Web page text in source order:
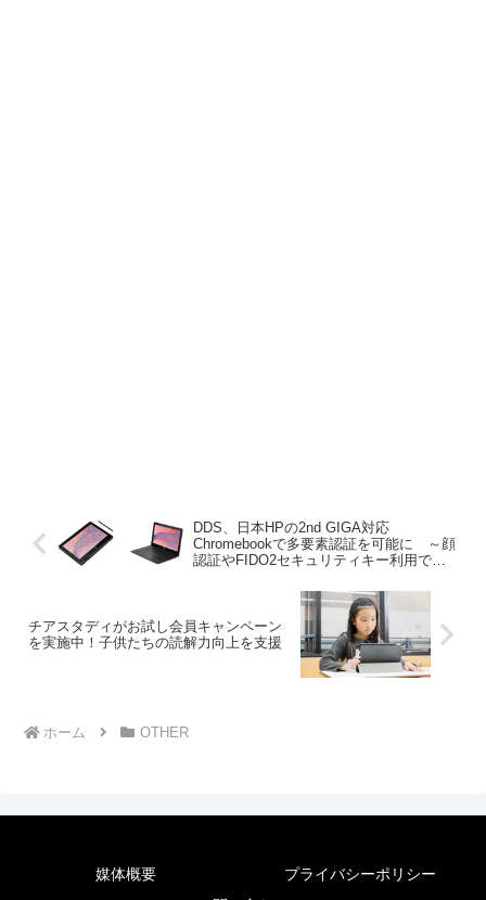
DDS、日本HPの2nd GIGA対応
Chromebookで多要素認証を可能に ～顔
認証やFIDO2セキュリティキー利用で教
チアスタディがお試し会員キャンペーン
を実施中！子供たちの読解力向上を支援
ホーム OTHER
媒体概要
プライバシーポリシー